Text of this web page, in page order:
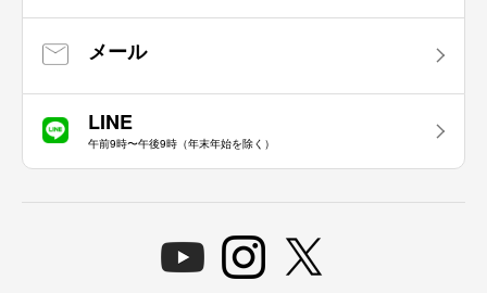
メール
LINE
午前9時〜午後9時（年末年始を除く）